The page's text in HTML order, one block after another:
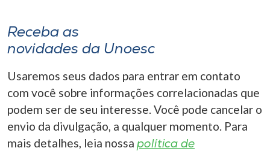
Selecione
o idioma
Receba as
novidades da Unoesc
Usaremos seus dados para entrar em contato
com você sobre informações correlacionadas que
podem ser de seu interesse. Você pode cancelar o
envio da divulgação, a qualquer momento. Para
mais detalhes, leia nossa política de